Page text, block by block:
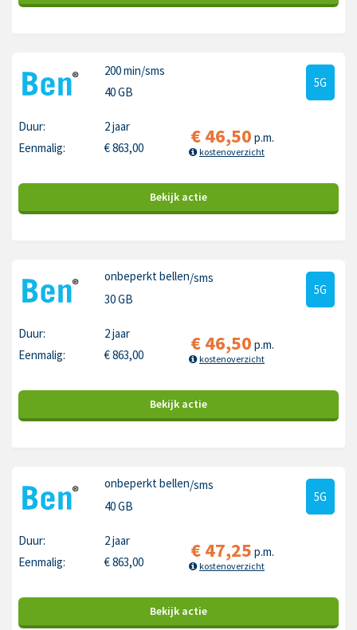
200 min/sms
40 GB
5G
Duur:
2 jaar
Eenmalig:
€863,00 €46,50 p.m.
kostenoverzicht
Bekijk actie
onbeperkt bellen/sms
30 GB
5G
Duur:
2 jaar
Eenmalig:
€863,00 €46,50 p.m.
kostenoverzicht
Bekijk actie
onbeperkt bellen/sms
40 GB
5G
Duur:
2 jaar
Eenmalig:
€863,00 €47,25 p.m.
kostenoverzicht
Bekijk actie